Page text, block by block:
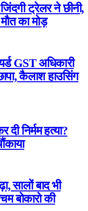
ट्रेलर ने छीनी,
का मोड़
GST अधिकारी
कैलाश हाउसिंग
निर्मम हत्या?
सालों बाद भी
बोकारो की